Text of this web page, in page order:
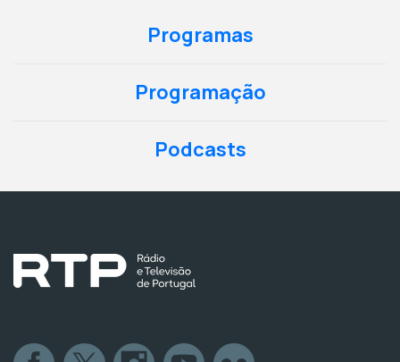
Programas
Programação
Podcasts